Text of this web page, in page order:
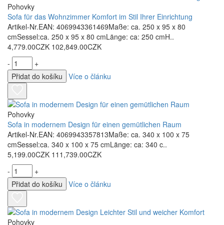
Pohovky
Sofa für das Wohnzimmer Komfort im Stil Ihrer Einrichtung
Artikel-Nr.EAN: 4069943361469Maße: ca. 250 x 95 x 80
cmSessel:ca. 250 x 95 x 80 cmLänge: ca: 250 cmH..
4,779.00CZK 102,849.00CZK
-
+
Přidat do košíku
Více o článku
Pohovky
Sofa in modernem Design für einen gemütlichen Raum
Artikel-Nr.EAN: 4069943357813Maße: ca. 340 x 100 x 75
cmSessel:ca. 340 x 100 x 75 cmLänge: ca: 340 c..
5,199.00CZK 111,739.00CZK
-
+
Přidat do košíku
Více o článku
Pohovky